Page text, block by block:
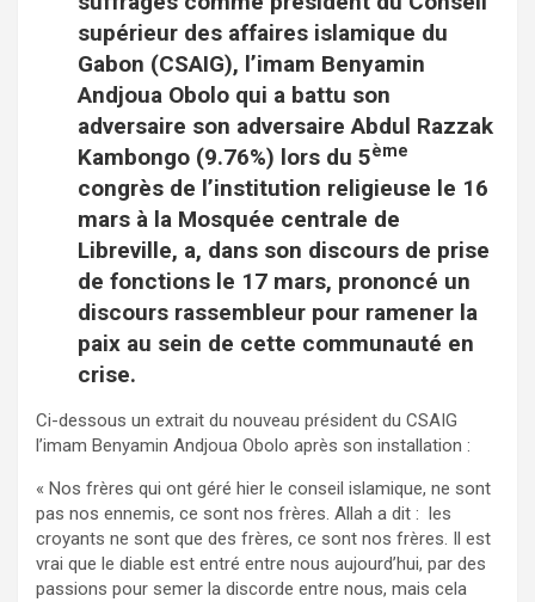
supérieur des affaires islamique du
Gabon (CSAIG), l’imam Benyamin
Andjoua Obolo qui a battu son
adversaire son adversaire Abdul Razzak
Kambongo (9.76%) lors du 5ème
congrès de l’institution religieuse le 16
mars à la Mosquée centrale de
Libreville, a, dans son discours de prise
de fonctions le 17 mars, prononcé un
discours rassembleur pour ramener la
paix au sein de cette communauté en
crise.
Ci-dessous un extrait du nouveau président du CSAIG
l’imam Benyamin Andjoua Obolo après son installation :
« Nos frères qui ont géré hier le conseil islamique, ne sont
pas nos ennemis, ce sont nos frères. Allah a dit : les
croyants ne sont que des frères, ce sont nos frères. Il est
vrai que le diable est entré entre nous aujourd’hui, par des
passions pour semer la discorde entre nous, mais cela